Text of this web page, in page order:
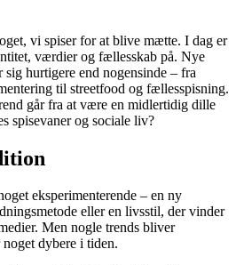
vi spiser for at blive mætte. I dag er
værdier og fællesskab på. Nye
sig hurtigere end nogensinde – fra
til streetfood og fællesspisning.
går fra at være en midlertidig dille
spisevaner og sociale liv?
eksperimenterende – en ny
eller en livsstil, der vinder
Men nogle trends bliver
dybere i tiden.